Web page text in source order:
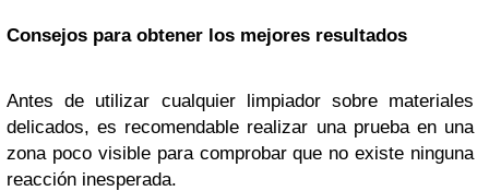
Consejos para obtener los mejores resultados
Antes de utilizar cualquier limpiador sobre materiales
delicados, es recomendable realizar una prueba en una
zona poco visible para comprobar que no existe ninguna
reacción inesperada.